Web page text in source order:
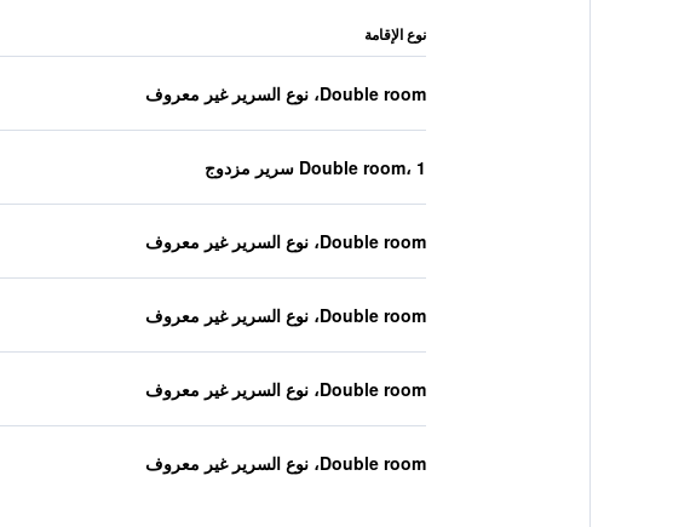
نوع الإقامة
Double room، نوع السرير غير معروف
Double room، 1 سرير مزدوج
Double room، نوع السرير غير معروف
Double room، نوع السرير غير معروف
Double room، نوع السرير غير معروف
Double room، نوع السرير غير معروف